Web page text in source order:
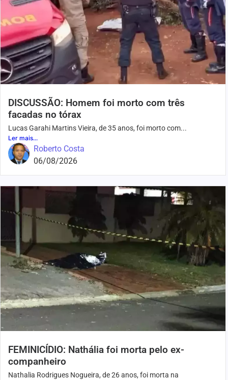
DISCUSSÃO: Homem foi morto com três
facadas no tórax
Lucas Garahi Martins Vieira, de 35 anos, foi morto com...
Ler mais...
Roberto Costa
06/08/2026
FEMINICÍDIO: Nathália foi morta pelo ex-
companheiro
Nathalia Rodrigues Nogueira, de 26 anos, foi morta na